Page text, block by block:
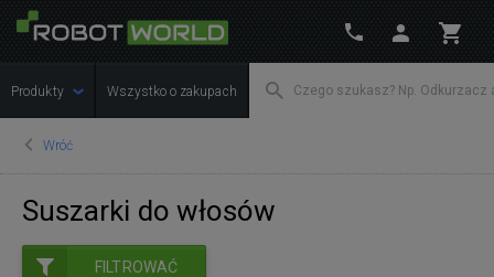
Produkty Wszystko o zakupach
Wróć
Suszarki do włosów
FILTROWAĆ